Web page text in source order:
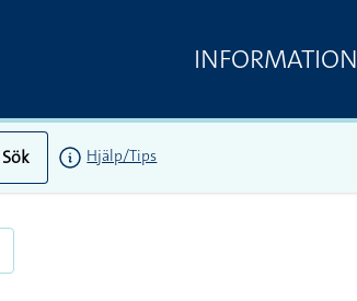
INFORMATION
Sök Hjälp/Tips